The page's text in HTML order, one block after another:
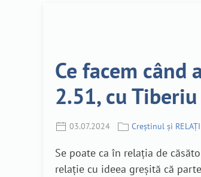
Ce facem
2.51, cu
03.07.2024 Creștinul și
Se poate ca în relația de
relație cu ideea greșită că